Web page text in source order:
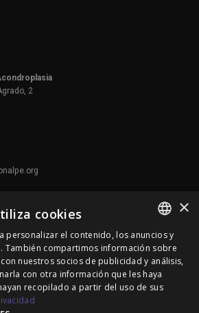
2
Alpe Acondroplasia. Reservados
SPANISH
ENGLISH
PORTUGUESE
×
cookies
personalizar el contenido, los anuncios y
También compartimos información sobre
nuestros socios de publicidad y análisis,
con otra información que les haya
recopilado a partir del uso de sus